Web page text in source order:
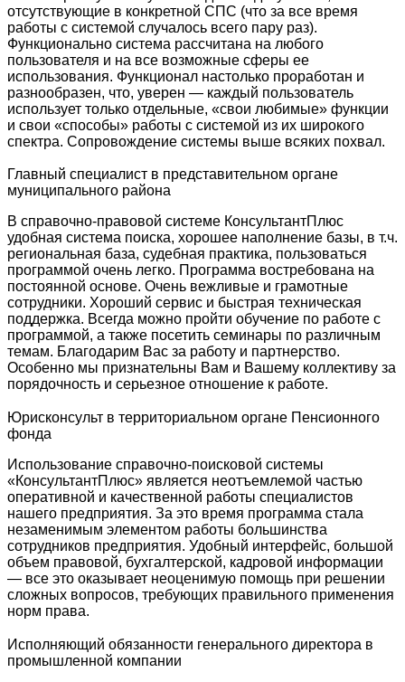
отсутствующие в конкретной СПС (что за все время
работы с системой случалось всего пару раз).
Функционально система рассчитана на любого
пользователя и на все возможные сферы ее
использования. Функционал настолько проработан и
разнообразен, что, уверен — каждый пользователь
использует только отдельные, «свои любимые» функции
и свои «способы» работы с системой из их широкого
спектра. Сопровождение системы выше всяких похвал.
Главный специалист в представительном органе
муниципального района
В справочно-правовой системе КонсультантПлюс
удобная система поиска, хорошее наполнение базы, в т.ч.
региональная база, судебная практика, пользоваться
программой очень легко. Программа востребована на
постоянной основе. Очень вежливые и грамотные
сотрудники. Хороший сервис и быстрая техническая
поддержка. Всегда можно пройти обучение по работе с
программой, а также посетить семинары по различным
темам. Благодарим Вас за работу и партнерство.
Особенно мы признательны Вам и Вашему коллективу за
порядочность и серьезное отношение к работе.
Юрисконсульт в территориальном органе Пенсионного
фонда
Использование справочно-поисковой системы
«КонсультантПлюс» является неотъемлемой частью
оперативной и качественной работы специалистов
нашего предприятия. За это время программа стала
незаменимым элементом работы большинства
сотрудников предприятия. Удобный интерфейс, большой
объем правовой, бухгалтерской, кадровой информации
— все это оказывает неоценимую помощь при решении
сложных вопросов, требующих правильного применения
норм права.
Исполняющий обязанности генерального директора в
промышленной компании